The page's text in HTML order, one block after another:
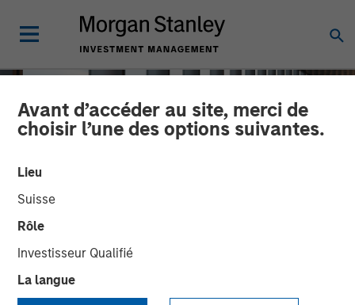
Avant d’accéder au site, merci de
choisir l’une des options suivantes.
Lieu
Suisse
Rôle
Investisseur Qualifié
La langue
INSIGHTS